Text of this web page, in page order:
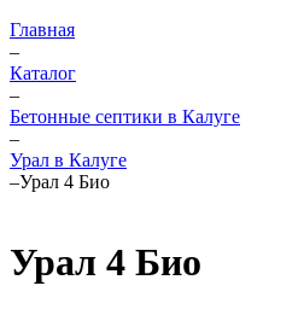
Главная
–
Каталог
–
Бетонные септики в Калуге
–
Урал в Калуге
–Урал 4 Био
Урал 4 Био